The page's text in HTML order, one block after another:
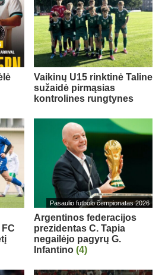
Vaikinų U15 rinktinė Taline
sužaidė pirmąsias
kontrolines rungtynes
Pasaulio futbolo čempionatas 2026
Argentinos federacijos
prezidentas C. Tapia
negailėjo pagyrų G.
Infantino (4)